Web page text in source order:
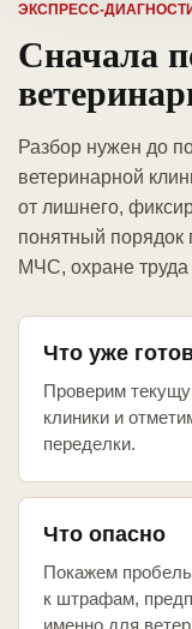
ЭКСПРЕСС-
Сначала
Разбор нужен до
ветеринарной
от лишнего,
понятный порядок
МЧС, охране труда
Что уже
Проверим
клиники и
переделки.
Что опасно
Покажем
к штрафам,
именно для